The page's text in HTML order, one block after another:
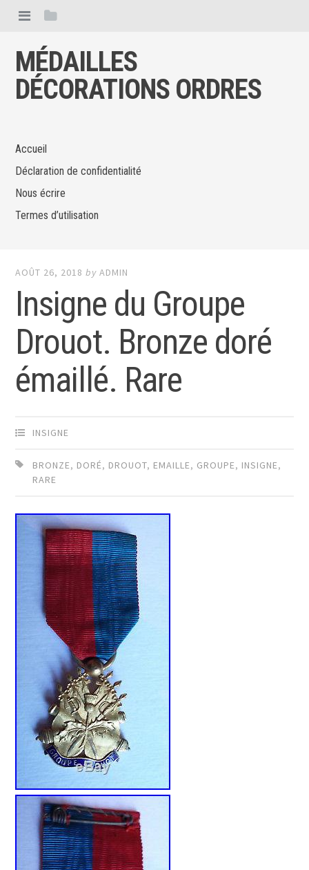
MÉDAILLES
DÉCORATIONS ORDRES
Accueil
Déclaration de confidentialité
Nous écrire
Termes d’utilisation
AOÛT 26, 2018 byADMIN
Insigne du Groupe
Drouot. Bronze doré
émaillé. Rare
INSIGNE
BRONZE, DORÉ, DROUOT, EMAILLE, GROUPE, INSIGNE,
RARE